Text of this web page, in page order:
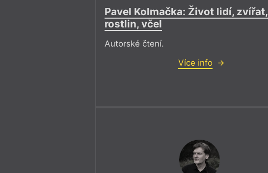
Pavel Kolmačka: Život lidí, zvířat,
rostlin, včel
Autorské čtení.
Více info